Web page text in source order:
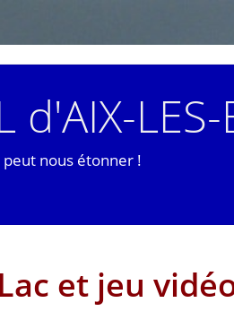
d'AIX-
nous étonner !
et jeu